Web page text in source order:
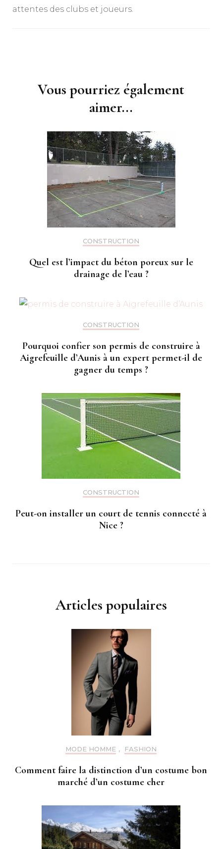
attentes des clubs et joueurs.
Vous pourriez également
aimer...
CONSTRUCTION
Quel est l’impact du béton poreux sur le
drainage de l’eau ?
CONSTRUCTION
Pourquoi confier son permis de construire à
Aigrefeuille d’Aunis à un expert permet-il de
gagner du temps ?
CONSTRUCTION
Peut-on installer un court de tennis connecté à
Nice ?
Articles populaires
MODE HOMME , FASHION
Comment faire la distinction d’un costume bon
marché d’un costume cher